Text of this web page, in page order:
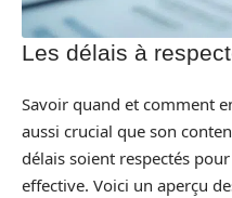
Les délais à
Savoir quand et comment
aussi crucial que son
délais soient respectés
effective. Voici un aperçu